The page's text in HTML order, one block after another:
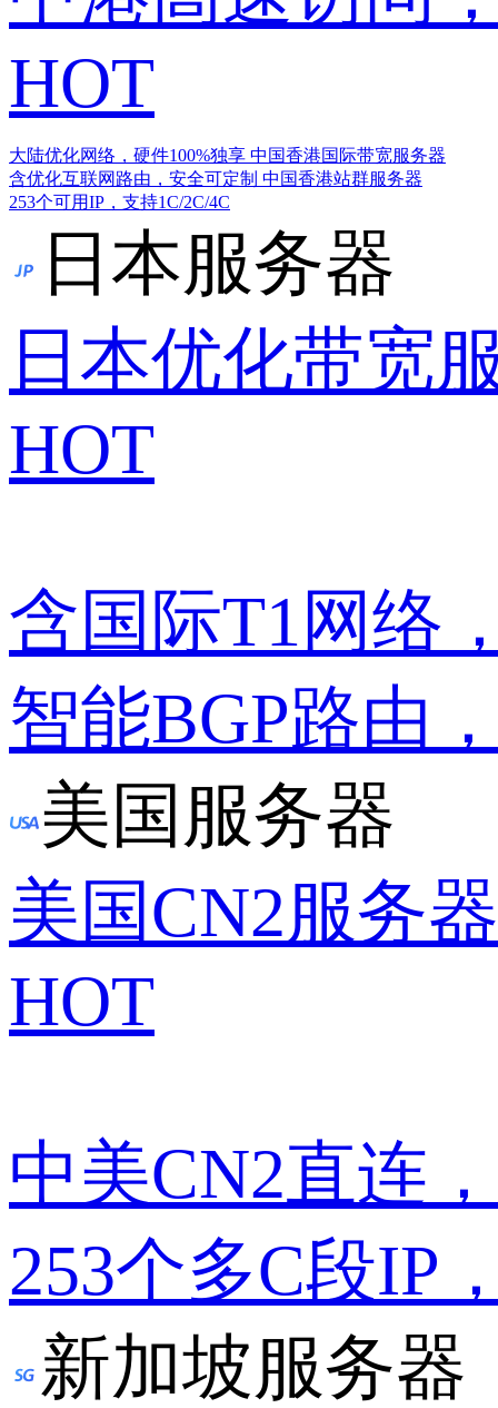
HOT
大陆优化网络，硬件100%独享 中国香港国际带宽服务器
含优化互联网路由，安全可定制 中国香港站群服务器
253个可用IP，支持1C/2C/4C
日本服务器
日本优化带宽
HOT
含国际T1网络
智能BGP路由
美国服务器
美国CN2服务器
HOT
中美CN2直连
253个多C段IP
新加坡服务器